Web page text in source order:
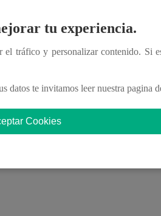
tu experiencia.
el tráfico y personalizar contenido. Si
datos te invitamos leer nuestra pagina
Cookies